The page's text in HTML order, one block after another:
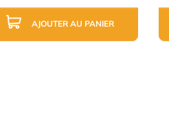
AJOUTER AU PANIER